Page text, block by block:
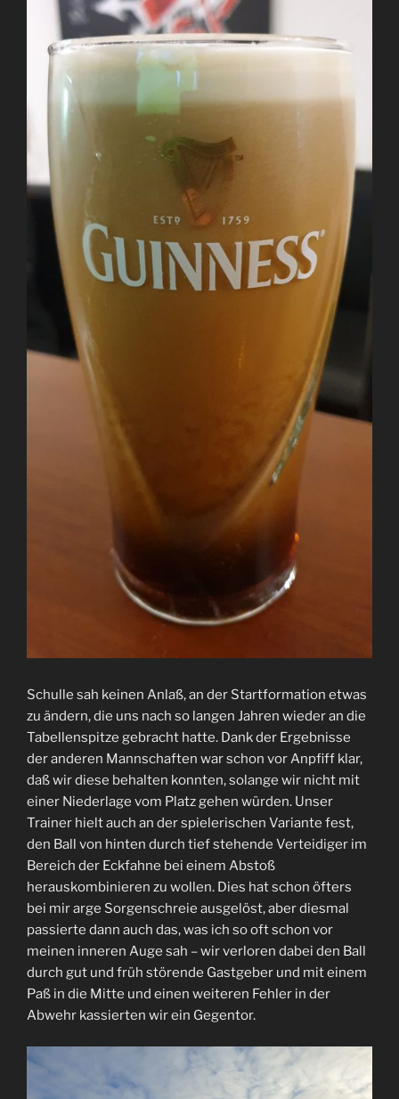
Schulle sah keinen Anlaß, an der Startformation etwas
zu ändern, die uns nach so langen Jahren wieder an die
Tabellenspitze gebracht hatte. Dank der Ergebnisse
der anderen Mannschaften war schon vor Anpfiff klar,
daß wir diese behalten konnten, solange wir nicht mit
einer Niederlage vom Platz gehen würden. Unser
Trainer hielt auch an der spielerischen Variante fest,
den Ball von hinten durch tief stehende Verteidiger im
Bereich der Eckfahne bei einem Abstoß
herauskombinieren zu wollen. Dies hat schon öfters
bei mir arge Sorgenschreie ausgelöst, aber diesmal
passierte dann auch das, was ich so oft schon vor
meinen inneren Auge sah – wir verloren dabei den Ball
durch gut und früh störende Gastgeber und mit einem
Paß in die Mitte und einen weiteren Fehler in der
Abwehr kassierten wir ein Gegentor.